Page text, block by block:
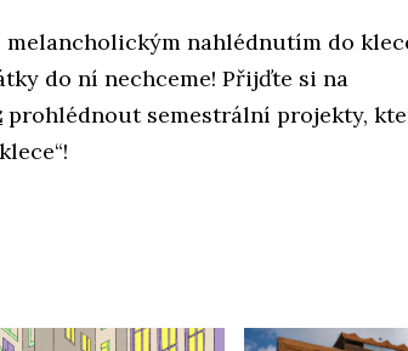
melancholickým nahlédnutím do
do ní nechceme! Přijďte si na
prohlédnout semestrální projekty,